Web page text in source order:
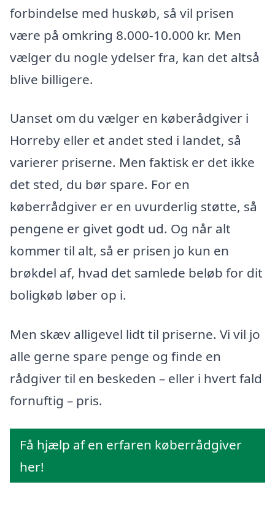
forbindelse med huskøb, så vil prisen
være på omkring 8.000-10.000 kr. Men
vælger du nogle ydelser fra, kan det altså
blive billigere.
Uanset om du vælger en køberådgiver i
Horreby eller et andet sted i landet, så
varierer priserne. Men faktisk er det ikke
det sted, du bør spare. For en
køberrådgiver er en uvurderlig støtte, så
pengene er givet godt ud. Og når alt
kommer til alt, så er prisen jo kun en
brøkdel af, hvad det samlede beløb for dit
boligkøb løber op i.
Men skæv alligevel lidt til priserne. Vi vil jo
alle gerne spare penge og finde en
rådgiver til en beskeden – eller i hvert fald
fornuftig – pris.
Få hjælp af en erfaren køberrådgiver
her!